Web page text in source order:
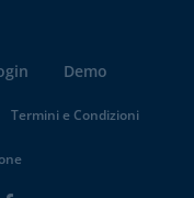
Demo
Termini e Condizioni